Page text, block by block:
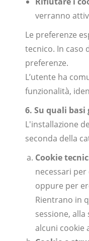
verranno
Le preferenze
tecnico. In caso
preferenze.
L’utente ha
funzionalità,
6. Su quali
L'installazione
seconda della
Cookie
necessari
oppure per
Rientrano in
sessione,
alcuni cookie